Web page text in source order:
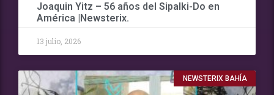
Joaquin Yitz – 56 años del Sipalki-Do en
América |Newsterix.
13 julio, 2026
NEWSTERIX BAHÍA